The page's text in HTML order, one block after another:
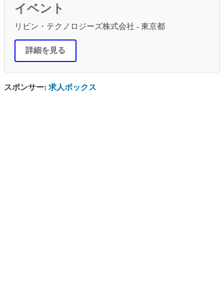
イベント
リビン・テクノロジーズ株式会社 - 東京都
詳細を見る
スポンサー: 求人ボックス